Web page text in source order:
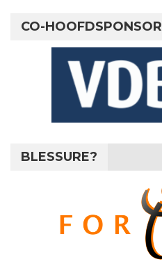
CO-HOOFDSPONSOR
BLESSURE?